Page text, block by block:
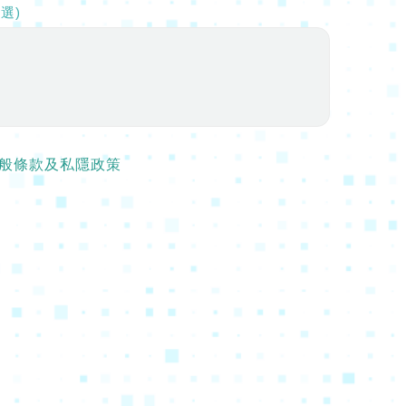
)
條款及私隱政策